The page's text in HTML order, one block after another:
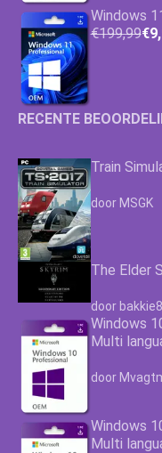
Windows
€199,99
RECENTE
Train
Waardering
door MSGK
The Elder
Waardering
door
Windows
Multi
Waardering
door
Windows
Multi